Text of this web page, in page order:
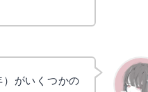
がいくつかの